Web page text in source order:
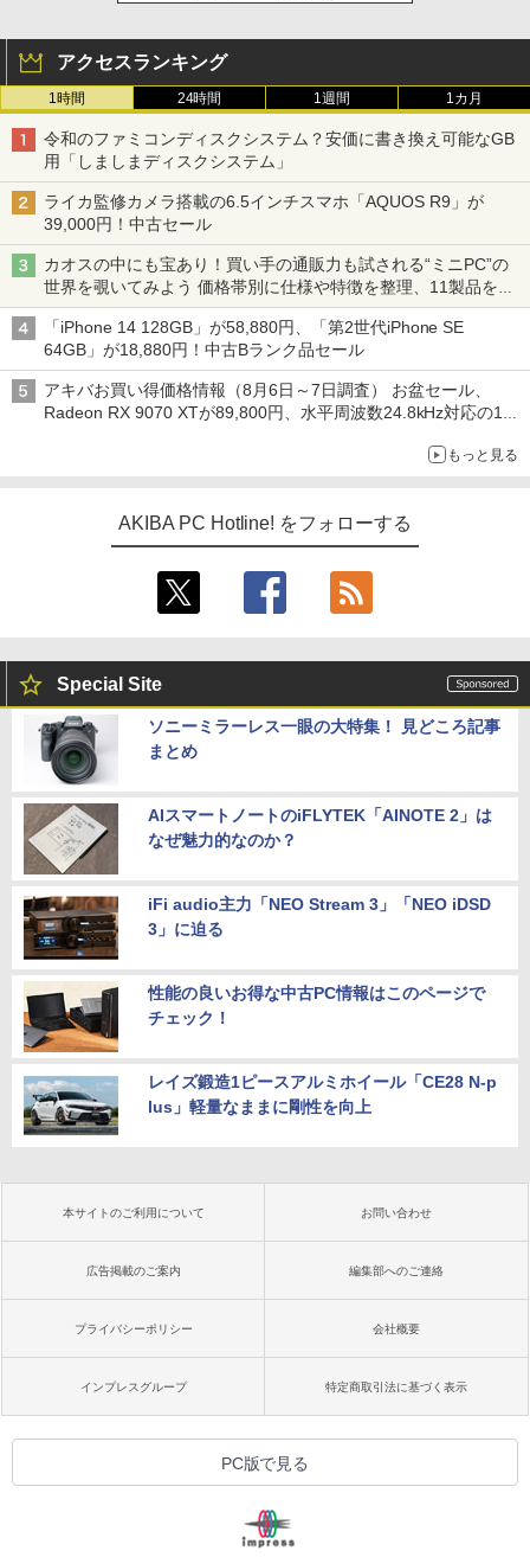
アクセスランキング
1時間 24時間 1週間 1カ月
令和のファミコンディスクシステム？安価に書き換え可能なGB
用「しましまディスクシステム」
ライカ監修カメラ搭載の6.5インチスマホ「AQUOS R9」が
39,000円！中古セール
カオスの中にも宝あり！買い手の通販力も試される“ミニPC”の
世界を覗いてみよう 価格帯別に仕様や特徴を整理、11製品をピ
ックアップ text by 石川 ひさよし
「iPhone 14 128GB」が58,880円、「第2世代iPhone SE
64GB」が18,880円！中古Bランク品セール
アキバお買い得価格情報（8月6日～7日調査） お盆セール、
Radeon RX 9070 XTが89,800円、水平周波数24.8kHz対応の17
もっと見る
AKIBA PC Hotline! をフォローする
Special Site
ソニーミラーレス一眼の大特集！ 見どころ記事
まとめ
AIスマートノートのiFLYTEK「AINOTE 2」は
なぜ魅力的なのか？
iFi audio主力「NEO Stream 3」「NEO iDSD
3」に迫る
性能の良いお得な中古PC情報はこのページで
チェック！
レイズ鍛造1ピースアルミホイール「CE28 N-p
lus」軽量なままに剛性を向上
本サイトのご利用について お問い合わせ
広告掲載のご案内 編集部へのご連絡
プライバシーポリシー 会社概要
インプレスグループ 特定商取引法に基づく表示
PC版で見る